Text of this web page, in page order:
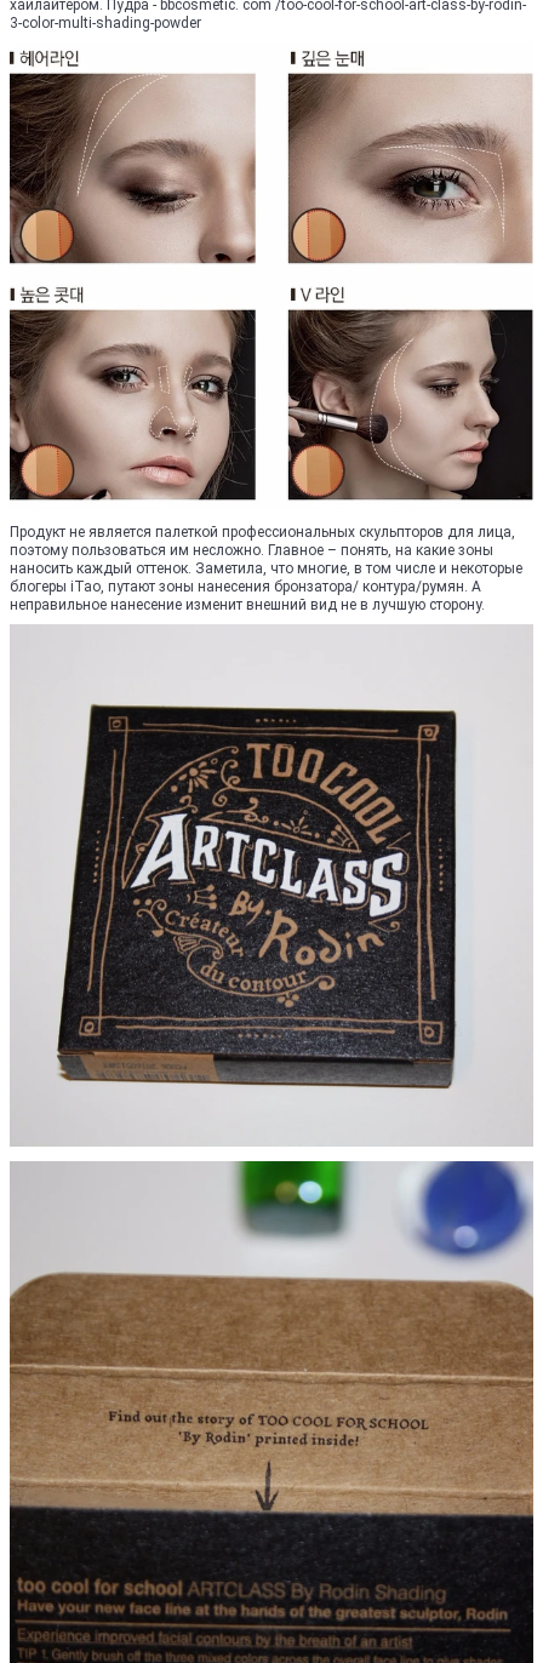
хайлайтером. Пудра - bbcosmetic. com /too-cool-for-school-art-class-by-rodin-
3-color-multi-shading-powder
Продукт не является палеткой профессиональных скульпторов для лица,
поэтому пользоваться им несложно. Главное – понять, на какие зоны
наносить каждый оттенок. Заметила, что многие, в том числе и некоторые
блогеры iTao, путают зоны нанесения бронзатора/ контура/румян. А
неправильное нанесение изменит внешний вид не в лучшую сторону.